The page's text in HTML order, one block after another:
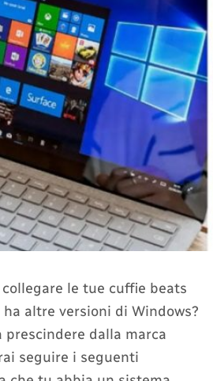
le tue cuffie beats
altre versioni di Windows?
prescindere dalla marca
seguire i seguenti